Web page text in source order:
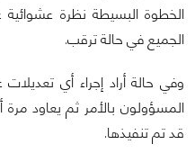
الخطوة البسيطة نظرة
الجميع في حالة ترقب.
وفي حالة أراد إجراء أي
المسؤولون بالأمر ثم يعاود مرة
قد تم تنفيذها.